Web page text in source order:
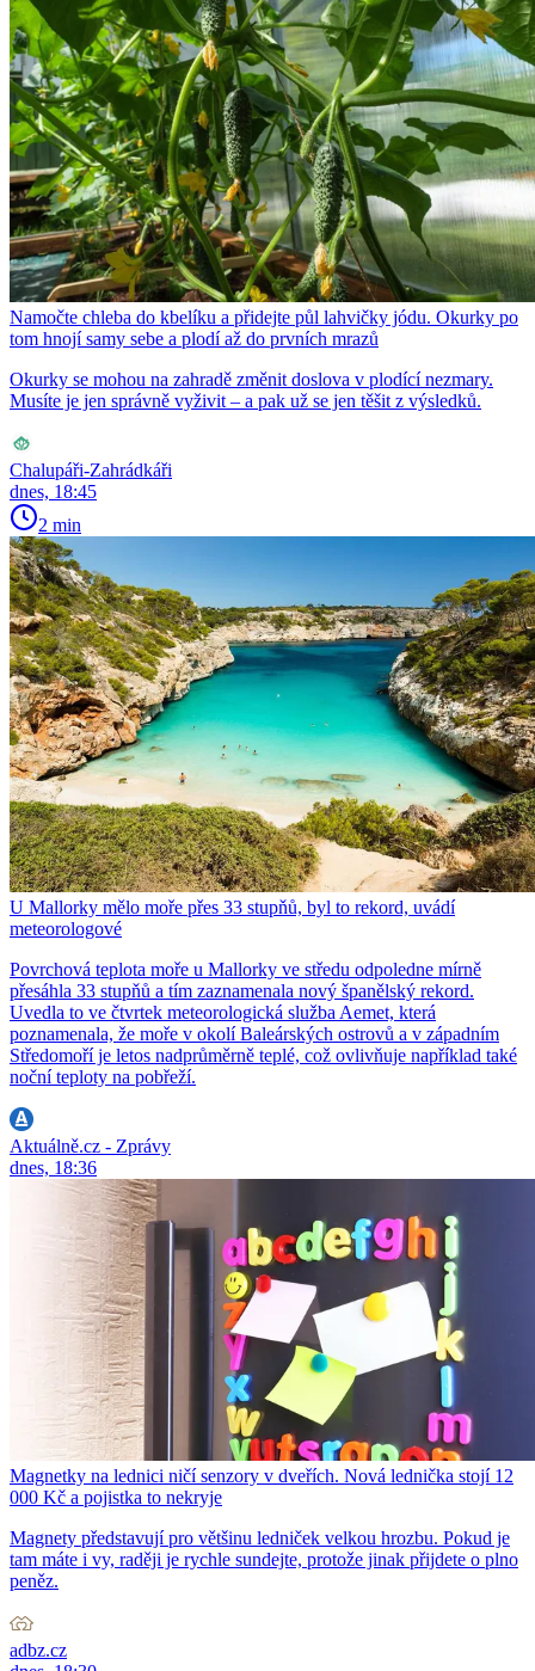
Namočte chleba do kbelíku a přidejte půl lahvičky jódu. Okurky po
tom hnojí samy sebe a plodí až do prvních mrazů
Okurky se mohou na zahradě změnit doslova v plodící nezmary.
Musíte je jen správně vyživit – a pak už se jen těšit z výsledků.
Chalupáři-Zahrádkáři
dnes, 18:45
2 min
U Mallorky mělo moře přes 33 stupňů, byl to rekord, uvádí
meteorologové
Povrchová teplota moře u Mallorky ve středu odpoledne mírně
přesáhla 33 stupňů a tím zaznamenala nový španělský rekord.
Uvedla to ve čtvrtek meteorologická služba Aemet, která
poznamenala, že moře v okolí Baleárských ostrovů a v západním
Středomoří je letos nadprůměrně teplé, což ovlivňuje například také
noční teploty na pobřeží.
Aktuálně.cz - Zprávy
dnes, 18:36
Magnetky na lednici ničí senzory v dveřích. Nová lednička stojí 12
000 Kč a pojistka to nekryje
Magnety představují pro většinu ledniček velkou hrozbu. Pokud je
tam máte i vy, raději je rychle sundejte, protože jinak přijdete o plno
peněz.
adbz.cz